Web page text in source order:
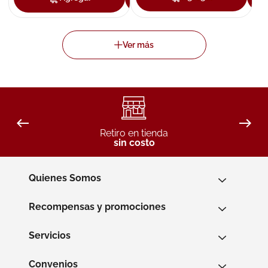
Retiro en tienda
sin costo
Quienes Somos
Recompensas y promociones
Servicios
Convenios